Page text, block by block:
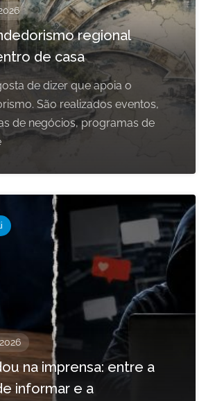
regional
de casa
de dizer que apoia o
São realizados eventos,
de negócios, programas de
na imprensa: entre a
informar e a